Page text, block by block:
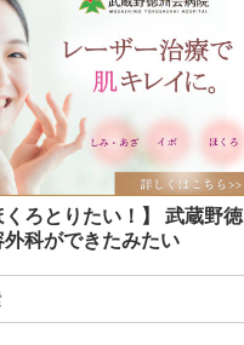
くろとりたい！】 武蔵野徳
科ができたみたい